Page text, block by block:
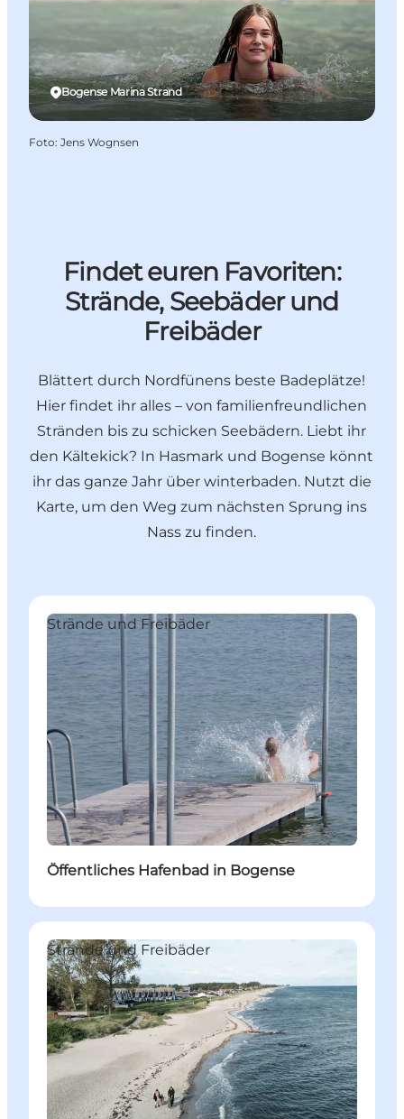
Bogense Marina Strand
Foto: Jens Wognsen
Findet euren Favoriten:
Strände, Seebäder und
Freibäder
Blättert durch Nordfünens beste Badeplätze!
Hier findet ihr alles – von familienfreundlichen
Stränden bis zu schicken Seebädern. Liebt ihr
den Kältekick? In Hasmark und Bogense könnt
ihr das ganze Jahr über winterbaden. Nutzt die
Karte, um den Weg zum nächsten Sprung ins
Nass zu finden.
Strände und Freibäder
Öffentliches Hafenbad in Bogense
Strände und Freibäder